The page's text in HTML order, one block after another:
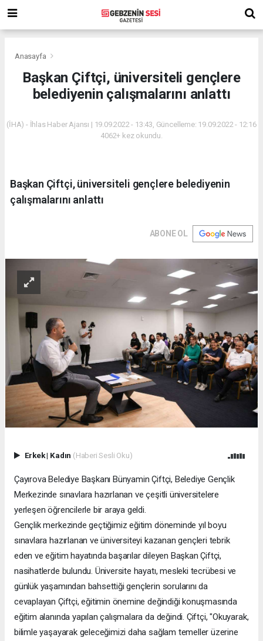
Anasayfa
Başkan Çiftçi, üniversiteli gençlere
belediyenin çalışmalarını anlattı
(İHA) - İhlas Haber Ajansı | 19.09.2022 - 13:43, Güncelleme: 19.09.2022 - 12:16
4062+ kez okundu.
Başkan Çiftçi, üniversiteli gençlere belediyenin
çalışmalarını anlattı
ABONE OL
Erkek| Kadın (Haberi Sesli Oku)
Çayırova Belediye Başkanı Bünyamin Çiftçi, Belediye Gençlik
Merkezinde sınavlara hazırlanan ve çeşitli üniversitelere
yerleşen öğrencilerle bir araya geldi.
Gençlik merkezinde geçtiğimiz eğitim döneminde yıl boyu
sınavlara hazırlanan ve üniversiteyi kazanan gençleri tebrik
eden ve eğitim hayatında başarılar dileyen Başkan Çiftçi,
nasihatlerde bulundu. Üniversite hayatı, mesleki tecrübesi ve
günlük yaşamından bahsettiği gençlerin sorularını da
cevaplayan Çiftçi, eğitimin önemine değindiği konuşmasında
eğitim alanında yapılan çalışmalara da değindi. Çiftçi, "Okuyarak,
bilimle yaşayarak geleceğimizi daha sağlam temeller üzerine